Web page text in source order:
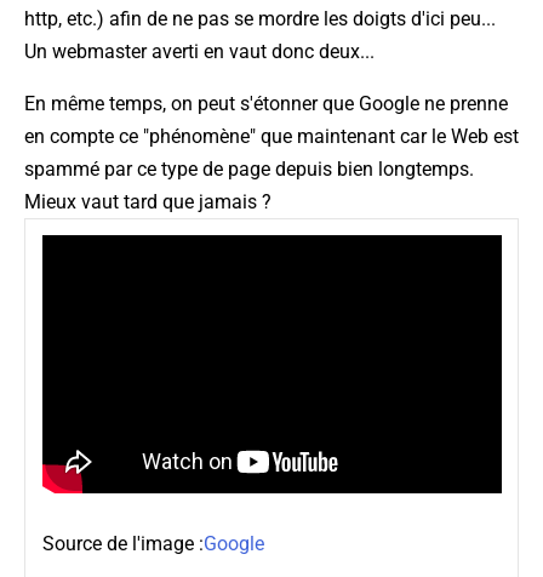
http, etc.) afin de ne pas se mordre les doigts d'ici peu...
Un webmaster averti en vaut donc deux...
En même temps, on peut s'étonner que Google ne prenne
en compte ce "phénomène" que maintenant car le Web est
spammé par ce type de page depuis bien longtemps.
Mieux vaut tard que jamais ?
Source de l'image :Google